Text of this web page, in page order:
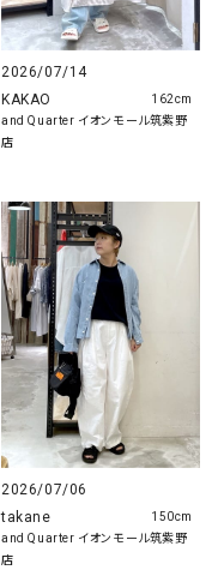
2026/07/14
KAKAO
and Quarter イオンモール筑紫野
店
162cm
2026/07/06
takane
and Quarter イオンモール筑紫野
店
150cm